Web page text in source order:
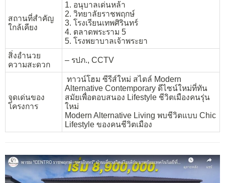
สถานที่สำคัญ
ใกล้เคียง
1. อนุบาลเด่นหล้า
2. วิทยาลัยราชพฤกษ์
3. โรงเรียนเทพศิรินทร์
4. ตลาดพระราม 5
5. โรงพยาบาลเจ้าพระยา
สิ่งอำนวย
ความสะดวก
– รปภ., CCTV
จุดเด่นของ
โครงการ
ทาวน์โฮม ซีรีส์ใหม่ สไตล์ Modern
Alternative Contemporary ดีไซน์ใหม่ที่ทัน
สมัยเพื่อตอบสนอง Lifestyle ชีวิตเมืองคนรุ่น
ใหม่
Modern Alternative Living พบชีวิตแบบ Chic
Lifestyle ของคนชีวิตเมือง